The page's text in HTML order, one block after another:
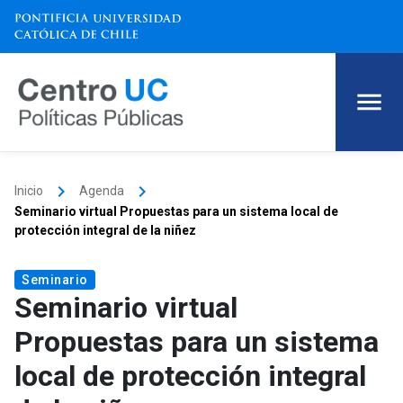
Inicio keyboard_arrow_right Agenda keyboard_arrow_right
Seminario virtual Propuestas para un sistema local de
protección integral de la niñez
Seminario
Seminario virtual
Propuestas para un sistema
local de protección integral